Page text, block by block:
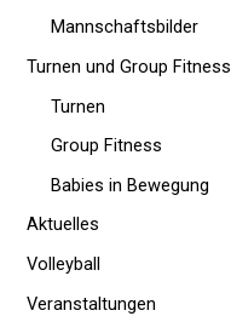
Mannschaftsbilder
Turnen und Group Fitness
Turnen
Group Fitness
Babies in Bewegung
Aktuelles
Volleyball
Veranstaltungen